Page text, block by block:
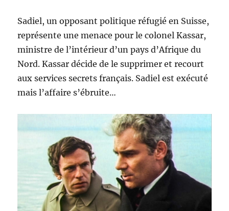
Sadiel, un opposant politique réfugié en Suisse,
représente une menace pour le colonel Kassar,
ministre de l’intérieur d’un pays d’Afrique du
Nord. Kassar décide de le supprimer et recourt
aux services secrets français. Sadiel est exécuté
mais l’affaire s’ébruite…